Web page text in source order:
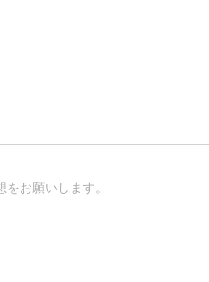
をお願いします。